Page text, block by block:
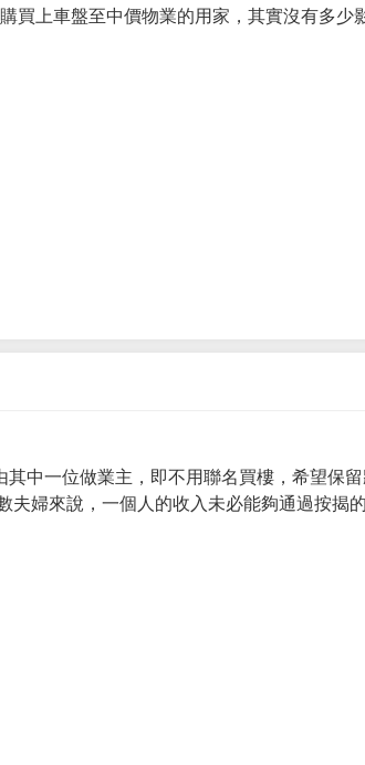
買上車盤至中價物業的用家，其實沒有多
中一位做業主，即不用聯名買樓，希望保
夫婦來說，一個人的收入未必能夠通過按揭